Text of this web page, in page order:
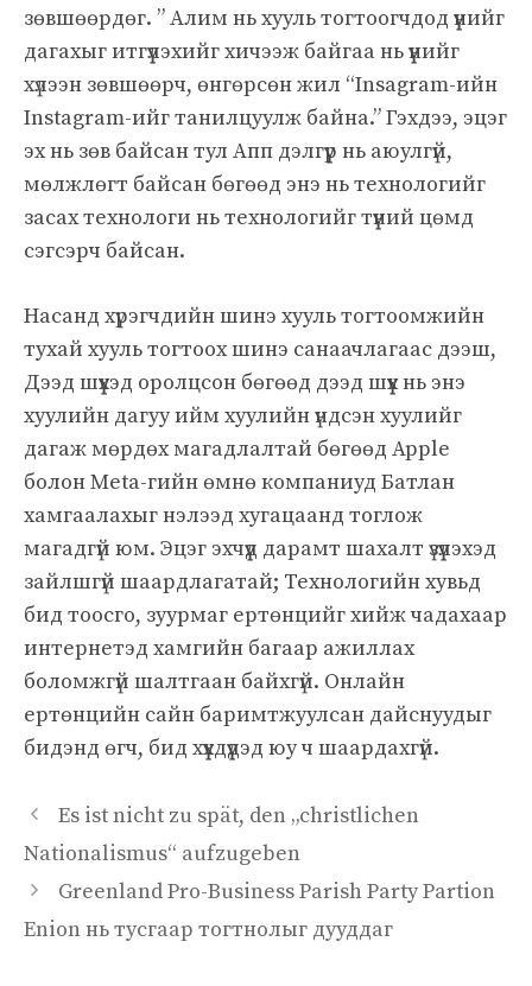
зөвшөөрдөг. ” Алим нь хууль тогтоогчдод үүнийг
дагахыг итгүүлэхийг хичээж байгаа нь үүнийг
хүлээн зөвшөөрч, өнгөрсөн жил “Insagram-ийн
Instagram-ийг танилцуулж байна.” Гэхдээ, эцэг
эх нь зөв байсан тул Апп дэлгүүр нь аюулгүй,
мөлжлөгт байсан бөгөөд энэ нь технологийг
засах технологи нь технологийг түүний цөмд
сэгсэрч байсан.
Насанд хүрэгчдийн шинэ хууль тогтоомжийн
тухай хууль тогтоох шинэ санаачлагаас дээш,
Дээд шүүхэд оролцсон бөгөөд дээд шүүх нь энэ
хуулийн дагуу ийм хуулийн үндсэн хуулийг
дагаж мөрдөх магадлалтай бөгөөд Apple
болон Meta-гийн өмнө компаниуд Батлан ​​
хамгаалахыг нэлээд хугацаанд тоглож
магадгүй юм. Эцэг эхчүүд дарамт шахалт үзүүлэхэд
зайлшгүй шаардлагатай; Технологийн хувьд
бид тоосго, зуурмаг ертөнцийг хийж чадахаар
интернетэд хамгийн багаар ажиллах
боломжгүй шалтгаан байхгүй. Онлайн
ертөнцийн сайн баримтжуулсан дайснуудыг
бидэнд өгч, бид хүүхдүүдэд юу ч шаардахгүй.
Es ist nicht zu spät, den „christlichen
Nationalismus“ aufzugeben
Greenland Pro-Business Parish Party Partion
Enion нь тусгаар тогтнолыг дууддаг